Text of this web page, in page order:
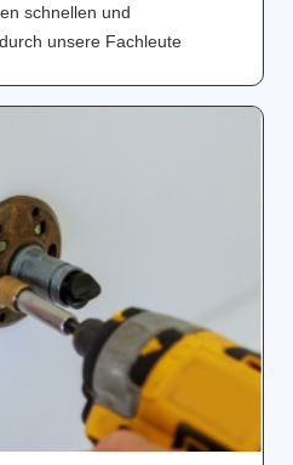
schnellen und
unsere Fachleute